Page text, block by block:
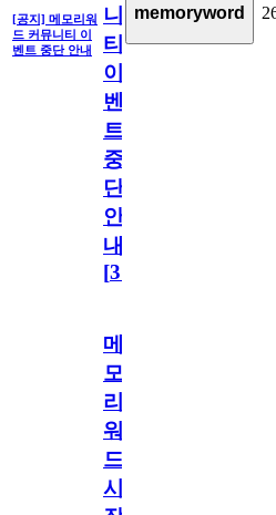
[공지] 메모리워
드 커뮤니티 이
벤트 중단 안내
니
티
이
벤
트
중
단
안
내
[31
memoryword
메
모
리
워
드
시